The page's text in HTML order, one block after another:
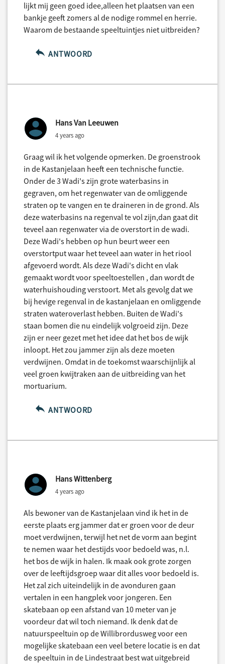
lijkt mij geen goed idee,alleen het plaatsen van een
bankje geeft zomers al de nodige rommel en herrie.
Waarom de bestaande speeltuintjes niet uitbreiden?
ANTWOORD
Hans Van Leeuwen
4 years ago
Graag wil ik het volgende opmerken. De groenstrook
in de Kastanjelaan heeft een technische functie.
Onder de 3 Wadi's zijn grote waterbasins in
gegraven, om het regenwater van de omliggende
straten op te vangen en te draineren in de grond. Als
deze waterbasins na regenval te vol zijn,dan gaat dit
teveel aan regenwater via de overstort in de wadi.
Deze Wadi's hebben op hun beurt weer een
overstortput waar het teveel aan water in het riool
afgevoerd wordt. Als deze Wadi's dicht en vlak
gemaakt wordt voor speeltoestellen , dan wordt de
waterhuishouding verstoort. Met als gevolg dat we
bij hevige regenval in de kastanjelaan en omliggende
straten wateroverlast hebben. Buiten de Wadi's
staan bomen die nu eindelijk volgroeid zijn. Deze
zijn er neer gezet met het idee dat het bos de wijk
inloopt. Het zou jammer zijn als deze moeten
verdwijnen. Omdat in de toekomst waarschijnlijk al
veel groen kwijtraken aan de uitbreiding van het
mortuarium.
ANTWOORD
Hans Wittenberg
4 years ago
Als bewoner van de Kastanjelaan vind ik het in de
eerste plaats erg jammer dat er groen voor de deur
moet verdwijnen, terwijl het net de vorm aan begint
te nemen waar het destijds voor bedoeld was, n.l.
het bos de wijk in halen. Ik maak ook grote zorgen
over de leeftijdsgroep waar dit alles voor bedoeld is.
Het zal zich uiteindelijk in de avonduren gaan
vertalen in een hangplek voor jongeren. Een
skatebaan op een afstand van 10 meter van je
voordeur dat wil toch niemand. Ik denk dat de
natuurspeeltuin op de Willibrordusweg voor een
mogelijke skatebaan een veel betere locatie is en dat
de speeltuin in de Lindestraat best wat uitgebreid